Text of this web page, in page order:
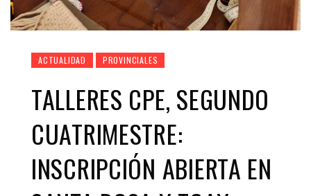
ACTUALIDAD PROVINCIALES
TALLERES CPE, SEGUNDO
CUATRIMESTRE:
INSCRIPCIÓN ABIERTA EN